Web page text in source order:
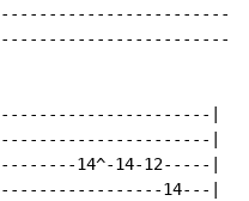
|
|
14^-14-12-----|
14---|